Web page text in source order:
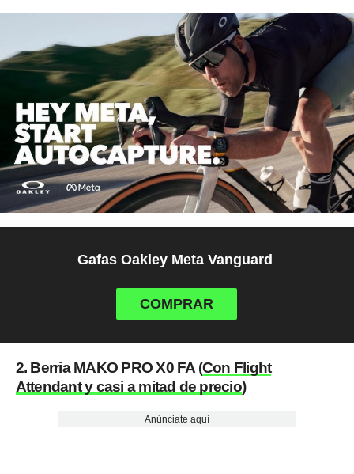
Gafas Oakley Meta Vanguard
COMPRAR
2. Berria MAKO PRO X0 FA (Con Flight
Attendant y casi a mitad de precio)
Anúnciate aquí